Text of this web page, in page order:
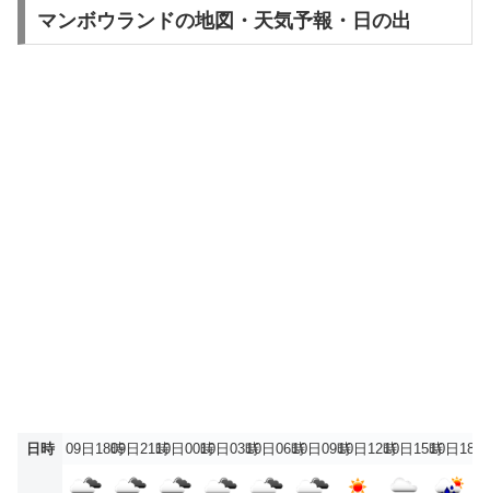
マンボウランドの地図・天気予報・日の出
日時 09日18時09日21時10日00時10日03時10日06時10日09時10日12時10日15時10日18時